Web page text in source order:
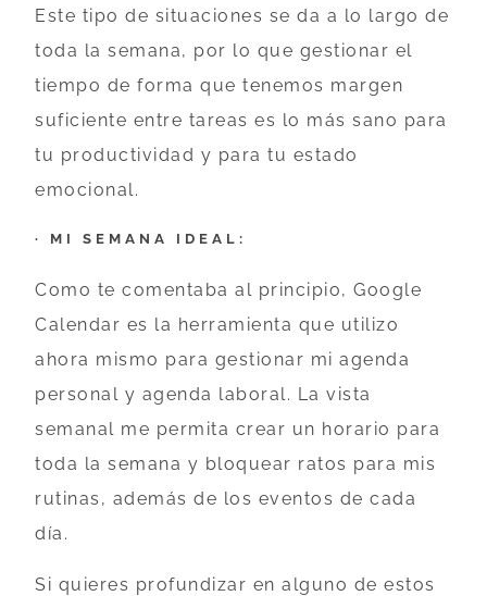
Este tipo de situaciones se da a lo largo de
toda la semana, por lo que gestionar el
tiempo de forma que tenemos margen
suficiente entre tareas es lo más sano para
tu productividad y para tu estado
emocional.
· MI SEMANA IDEAL:
Como te comentaba al principio, Google
Calendar es la herramienta que utilizo
ahora mismo para gestionar mi agenda
personal y agenda laboral. La vista
semanal me permita crear un horario para
toda la semana y bloquear ratos para mis
rutinas, además de los eventos de cada
día.
Si quieres profundizar en alguno de estos